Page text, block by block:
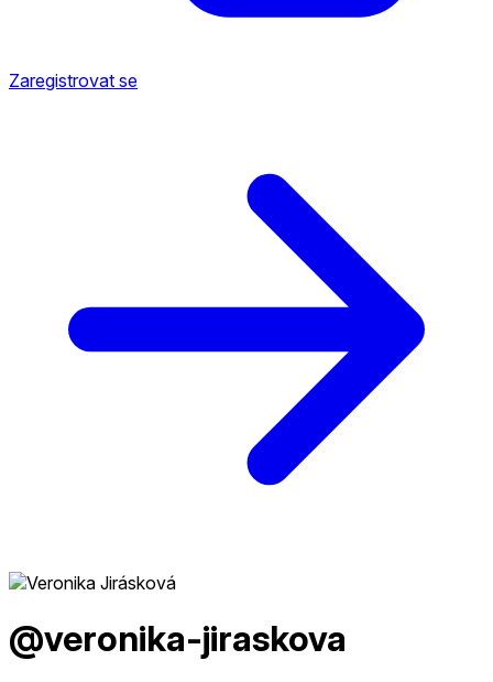
Zaregistrovat se
@veronika-jiraskova